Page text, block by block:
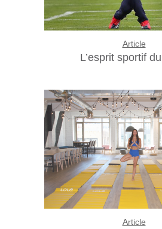
Article
L’esprit sportif
Article